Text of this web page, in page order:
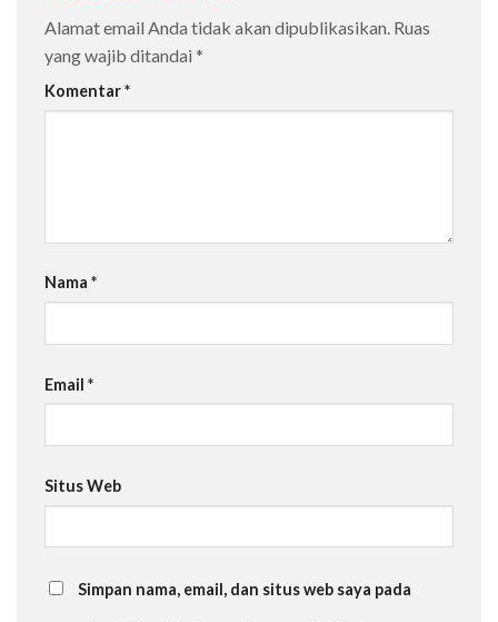
Alamat email Anda tidak akan dipublikasikan. Ruas
yang wajib ditandai *
Komentar*
Nama *
Email *
Situs Web
Simpan nama, email, dan situs web saya pada